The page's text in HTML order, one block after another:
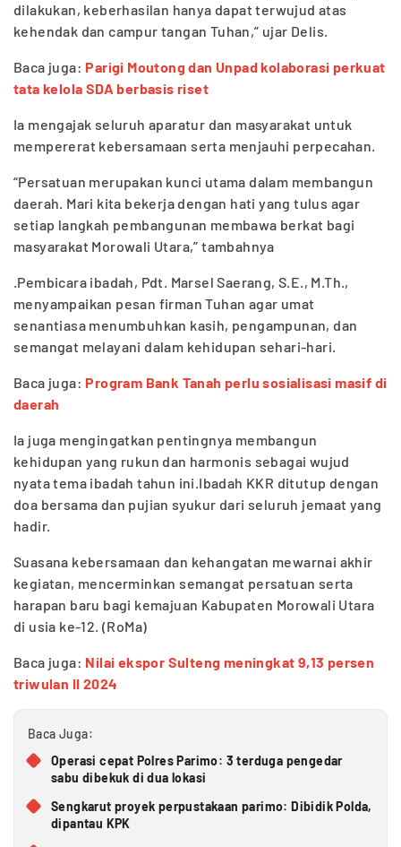
dilakukan, keberhasilan hanya dapat terwujud atas
kehendak dan campur tangan Tuhan,” ujar Delis.
Baca juga: Parigi Moutong dan Unpad kolaborasi perkuat
tata kelola SDA berbasis riset
Ia mengajak seluruh aparatur dan masyarakat untuk
mempererat kebersamaan serta menjauhi perpecahan.
“Persatuan merupakan kunci utama dalam membangun
daerah. Mari kita bekerja dengan hati yang tulus agar
setiap langkah pembangunan membawa berkat bagi
masyarakat Morowali Utara,” tambahnya
.Pembicara ibadah, Pdt. Marsel Saerang, S.E., M.Th.,
menyampaikan pesan firman Tuhan agar umat
senantiasa menumbuhkan kasih, pengampunan, dan
semangat melayani dalam kehidupan sehari-hari.
Baca juga: Program Bank Tanah perlu sosialisasi masif di
daerah
Ia juga mengingatkan pentingnya membangun
kehidupan yang rukun dan harmonis sebagai wujud
nyata tema ibadah tahun ini.Ibadah KKR ditutup dengan
doa bersama dan pujian syukur dari seluruh jemaat yang
hadir.
Suasana kebersamaan dan kehangatan mewarnai akhir
kegiatan, mencerminkan semangat persatuan serta
harapan baru bagi kemajuan Kabupaten Morowali Utara
di usia ke-12. (RoMa)
Baca juga: Nilai ekspor Sulteng meningkat 9,13 persen
triwulan II 2024
Baca Juga:
Operasi cepat Polres Parimo: 3 terduga pengedar
sabu dibekuk di dua lokasi
Sengkarut proyek perpustakaan parimo: Dibidik Polda,
dipantau KPK